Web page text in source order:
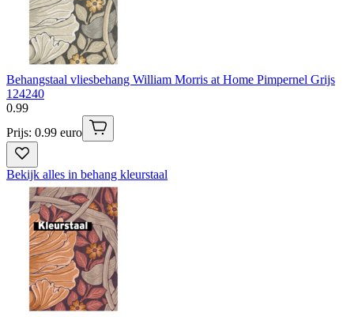
Behangstaal vliesbehang William Morris at Home Pimpernel Grijs
124240
0.99
Prijs: 0.99 euro
Bekijk alles in behang kleurstaal